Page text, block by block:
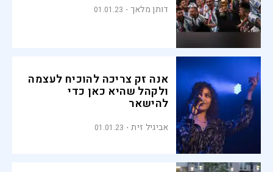
דותן מלאך 01.01.23
אנה זק צריכה להוכיח לעצמה
ולקהל שהיא כאן כדי
להישאר
אביגיל זית 01.01.23